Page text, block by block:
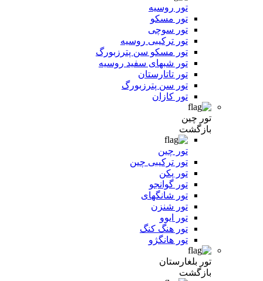
تور روسیه
تور مسکو
تور سوچی
تور ترکیبی روسیه
تور مسکو سن پترزبورگ
تور شبهای سفید روسیه
تور تاتارستان
تور سن پترزبورگ
تور کازان
تور چین
بازگشت
تور چین
تور ترکیبی چین
تور پکن
تور گوانجو
تور شانگهای
تور شنزن
تور ایوو
تور هنگ کنگ
تور هانگژو
تور بلغارستان
بازگشت